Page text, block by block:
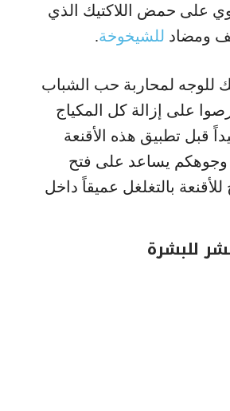
على حمض اللاكتيك الذي
ومضاد للشيخوخة.
للوجه لمحاربة حب الشباب
على إزالة كل المكياج
قبل تطبيق هذه الأقنعة
وجوهكم يساعد على فتح
بالتغلغل عميقاً داخل
للبشرة